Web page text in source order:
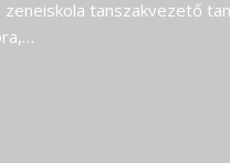
tanszakvezető